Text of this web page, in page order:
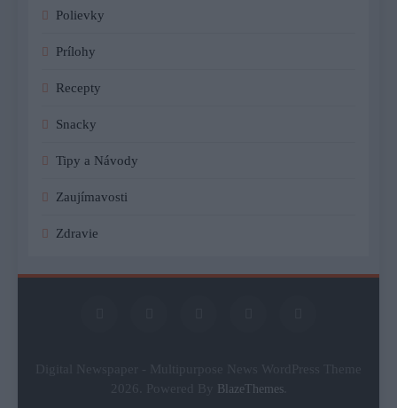
Polievky
Prílohy
Recepty
Snacky
Tipy a Návody
Zaujímavosti
Zdravie
BlazeThemes.